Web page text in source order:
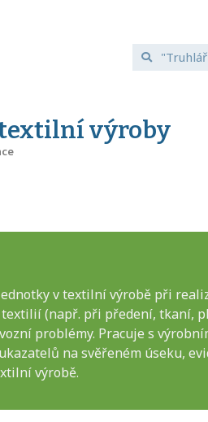
výroby
v textilní výrobě při
(např. při předení, tkaní,
problémy. Pracuje s
na svěřeném úseku,
výrobě.